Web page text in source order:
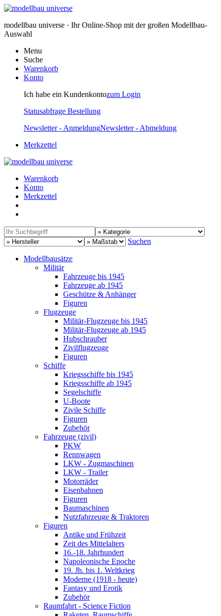
modellbau universe · Ihr Online-Shop mit der großen Modellbau-
Auswahl
Menu
Suche
Warenkorb
Konto
Ich habe ein Kundenkontozum Login
Statusabfrage Bestellung
Newsletter - AnmeldungNewsletter - Abmeldung
Merkzettel
Warenkorb
Konto
Merkzettel
Suchen
Modellbausätze
Militär
Fahrzeuge bis 1945
Fahrzeuge ab 1945
Geschütze & Anhänger
Figuren
Flugzeuge
Militär-Flugzeuge bis 1945
Militär-Flugzeuge ab 1945
Hubschrauber
Zivilflugzeuge
Figuren
Schiffe
Kriegsschiffe bis 1945
Kriegsschiffe ab 1945
Segelschiffe
U-Boote
Zivile Schiffe
Figuren
Zubehör
Fahrzeuge (zivil)
PKW
Rennwagen
LKW - Zugmaschinen
LKW - Trailer
Motorräder
Eisenbahnen
Figuren
Baumaschinen
Nutzfahrzeuge & Traktoren
Figuren
Antike und Frühzeit
Zeit des Mittelalters
16.-18. Jahrhundert
Napoleonische Epoche
19. Jh. bis 1. Weltkrieg
Moderne (1918 - heute)
Fantasy und Erotik
Zubehör
Raumfahrt - Science Fiction